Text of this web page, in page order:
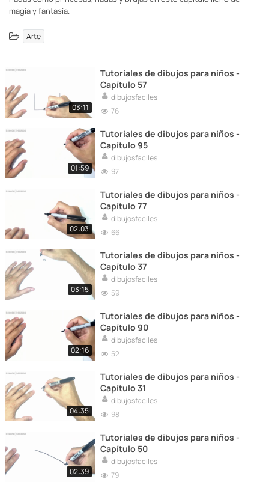
magia y fantasía.
Arte
03:11
Tutoriales de dibujos para niños -
Capítulo 57
dibujosfaciles
76
01:59
Tutoriales de dibujos para niños -
Capítulo 95
dibujosfaciles
97
02:03
Tutoriales de dibujos para niños -
Capítulo 77
dibujosfaciles
66
03:15
Tutoriales de dibujos para niños -
Capítulo 37
dibujosfaciles
59
02:16
Tutoriales de dibujos para niños -
Capítulo 90
dibujosfaciles
52
04:35
Tutoriales de dibujos para niños -
Capítulo 31
dibujosfaciles
98
02:39
Tutoriales de dibujos para niños -
Capítulo 50
dibujosfaciles
79